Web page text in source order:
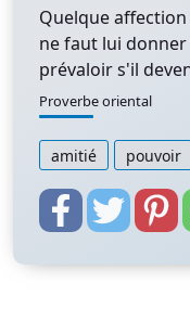
Quelque
ne faut lui
prévaloir s'il
Proverbe oriental
amitié pouvoir